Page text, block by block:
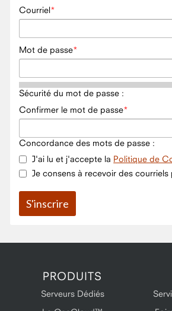
Courriel
Mot de passe
Sécurité du mot de passe :
Confirmer le mot de passe
Concordance des mots de passe :
J'ai lu et j'accepte la Politique de
Je consens à recevoir des
PRODUITS
Serveurs Dédiés